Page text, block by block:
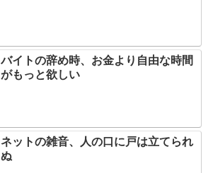
バイトの辞め時、お金より自由な時間
がもっと欲しい
ネットの雑音、人の口に戸は立てられ
ぬ